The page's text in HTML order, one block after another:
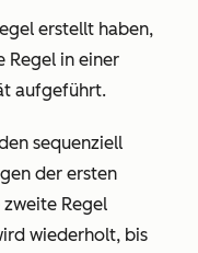
erstellt haben,
Regel in einer
aufgeführt.
sequenziell
der ersten
Regel
wiederholt, bis